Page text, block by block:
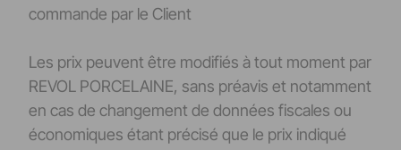
commande par le Client
Les prix peuvent être modifiés à tout moment par
REVOL PORCELAINE, sans préavis et notamment
en cas de changement de données fiscales ou
économiques étant précisé que le prix indiqué